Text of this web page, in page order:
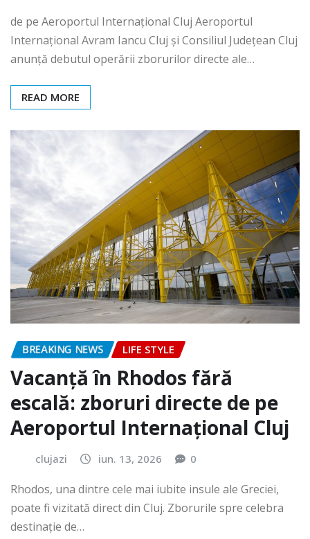
de pe Aeroportul Internaţional Cluj Aeroportul
Internațional Avram Iancu Cluj și Consiliul Județean Cluj
anunță debutul operării zborurilor directe ale…
READ MORE
BREAKING NEWS LIFE STYLE
Vacanță în Rhodos fără
escală: zboruri directe de pe
Aeroportul Internațional Cluj
clujazi iun. 13, 2026 0
Rhodos, una dintre cele mai iubite insule ale Greciei,
poate fi vizitată direct din Cluj. Zborurile spre celebra
destinație de…